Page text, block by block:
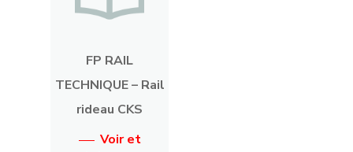
FP RAIL
TECHNIQUE – Rail
rideau CKS
Voir et